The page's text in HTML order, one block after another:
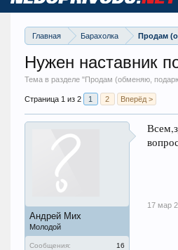
Главная Барахолка Продам
Нужен наставник
Тема в разделе "Продам (обменяю,
Страница 1 из 2 1 2 Вперёд >
Андрей Мих
Молодой
Сообщения:
16
17 мар